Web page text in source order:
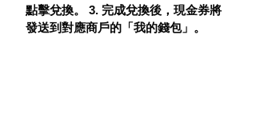
點擊兌換。 3. 完成兌換後，現金券將
發送到對應商戶的「我的錢包」。